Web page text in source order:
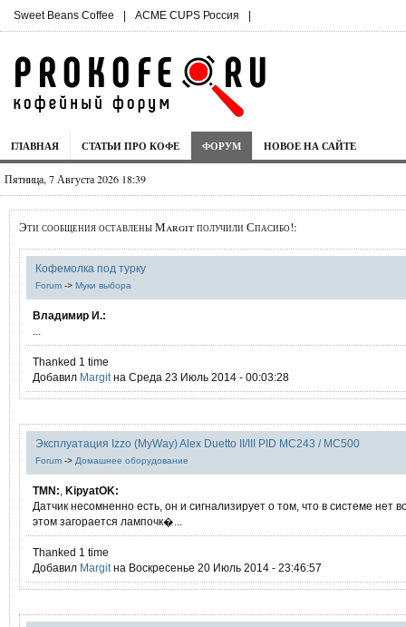
Sweet Beans Coffee | ACME CUPS Россия |
ГЛАВНАЯ СТАТЬИ ПРО КОФЕ ФОРУМ НОВОЕ НА САЙТЕ
Пятница, 7 Августа 2026 18:39
Эти сообщения оставлены Margit получили Спасибо!:
Кофемолка под турку
Forum -> Муки выбора
Владимир И.:
Thanked 1 time
Добавил Margit на Среда 23 Июль 2014 - 00:03:28
Эксплуатация Izzo (MyWay) Alex Duetto II/III PID MC243 / MC500
Forum -> Домашнее оборудование
TMN: KipyatOK:
Датчик несомненно есть, он и сигнализирует о том, что в системе нет
этом загорается лампочк�...
Thanked 1 time
Добавил Margit на Воскресенье 20 Июль 2014 - 23:46:57